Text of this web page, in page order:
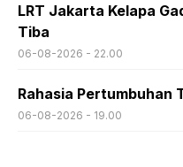
LRT Jakarta Kelapa
Tiba
06-08-2026 - 22.00
Rahasia Pertumbuhan
06-08-2026 - 19.00